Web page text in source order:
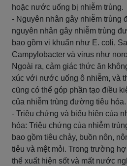
hoặc nước uống bị nhiễm trùng.
- Nguyên nhân gây nhiễm trùng
nguyên nhân gây nhiễm trùng
bao gồm vi khuẩn như E. coli,
Campylobacter và virus như
Ngoài ra, cảm giác thức ăn
xúc với nước uống ô nhiễm, và
cũng có thể góp phần tạo điều
của nhiễm trùng đường tiêu hóa.
- Triệu chứng và biểu hiện của
hóa: Triệu chứng của nhiễm
bao gồm tiêu chảy, buồn nôn,
tiêu và mệt mỏi. Trong trường
thể xuất hiện sốt và mất nước